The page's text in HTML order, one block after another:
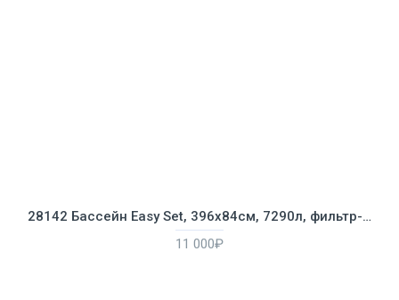
28142 Бассейн Easy Set, 396х84см, 7290л, фильтр-насос 2006л/ч
11 000₽